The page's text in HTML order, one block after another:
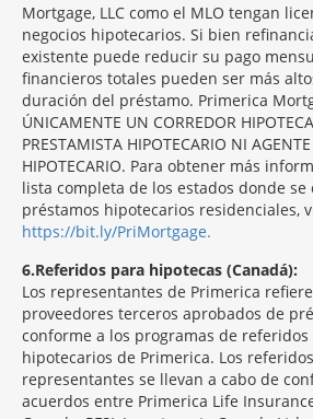
Mortgage, LLC como el MLO tengan
negocios hipotecarios. Si bien
existente puede reducir su pago
financieros totales pueden ser más
duración del préstamo. Primerica
ÚNICAMENTE UN CORREDOR
PRESTAMISTA HIPOTECARIO NI
HIPOTECARIO. Para obtener más
lista completa de los estados donde se
préstamos hipotecarios residenciales,
https://bit.ly/PriMortgage.
6 Referidos para hipotecas (Canadá):
Los representantes de Primerica
proveedores terceros aprobados de
conforme a los programas de referidos
hipotecarios de Primerica. Los
representantes se llevan a cabo de
acuerdos entre Primerica Life